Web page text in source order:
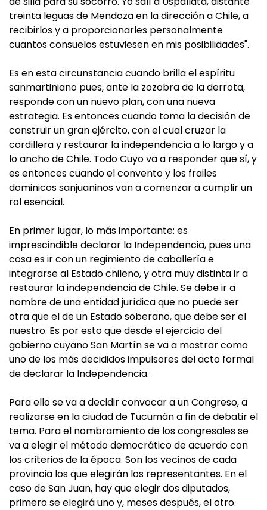
treinta leguas de Mendoza en la dirección a Chile, a
recibirlos y a proporcionarles personalmente
cuantos consuelos estuviesen en mis posibilidades".
Es en esta circunstancia cuando brilla el espíritu
sanmartiniano pues, ante la zozobra de la derrota,
responde con un nuevo plan, con una nueva
estrategia. Es entonces cuando toma la decisión de
construir un gran ejército, con el cual cruzar la
cordillera y restaurar la independencia a lo largo y a
lo ancho de Chile. Todo Cuyo va a responder que sí, y
es entonces cuando el convento y los frailes
dominicos sanjuaninos van a comenzar a cumplir un
rol esencial.
En primer lugar, lo más importante: es
imprescindible declarar la Independencia, pues una
cosa es ir con un regimiento de caballería e
integrarse al Estado chileno, y otra muy distinta ir a
restaurar la independencia de Chile. Se debe ir a
nombre de una entidad jurídica que no puede ser
otra que el de un Estado soberano, que debe ser el
nuestro. Es por esto que desde el ejercicio del
gobierno cuyano San Martín se va a mostrar como
uno de los más decididos impulsores del acto formal
de declarar la Independencia.
Para ello se va a decidir convocar a un Congreso, a
realizarse en la ciudad de Tucumán a fin de debatir el
tema. Para el nombramiento de los congresales se
va a elegir el método democrático de acuerdo con
los criterios de la época. Son los vecinos de cada
provincia los que elegirán los representantes. En el
caso de San Juan, hay que elegir dos diputados,
primero se elegirá uno y, meses después, el otro.